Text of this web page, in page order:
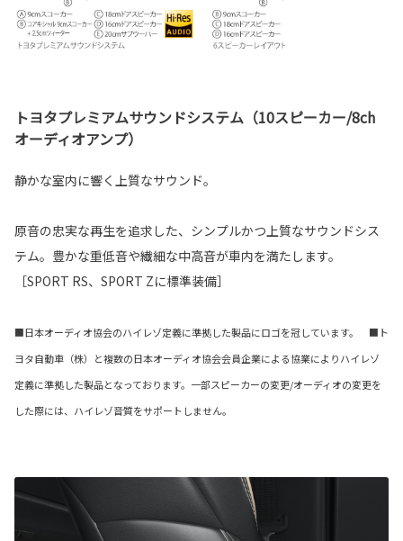
トヨタプレミアムサウンドシステム（10スピーカー/8ch
オーディオアンプ）
静かな室内に響く上質なサウンド。
原音の忠実な再生を追求した、シンプルかつ上質なサウンドシス
テム。豊かな重低音や繊細な中高音が車内を満たします。
［SPORT RS、SPORT Zに標準装備］
■日本オーディオ協会のハイレゾ定義に準拠した製品にロゴを冠しています。 ■ト
ヨタ自動車（株）と複数の日本オーディオ協会会員企業による協業によりハイレゾ
定義に準拠した製品となっております。一部スピーカーの変更/オーディオの変更を
した際には、ハイレゾ音質をサポートしません。